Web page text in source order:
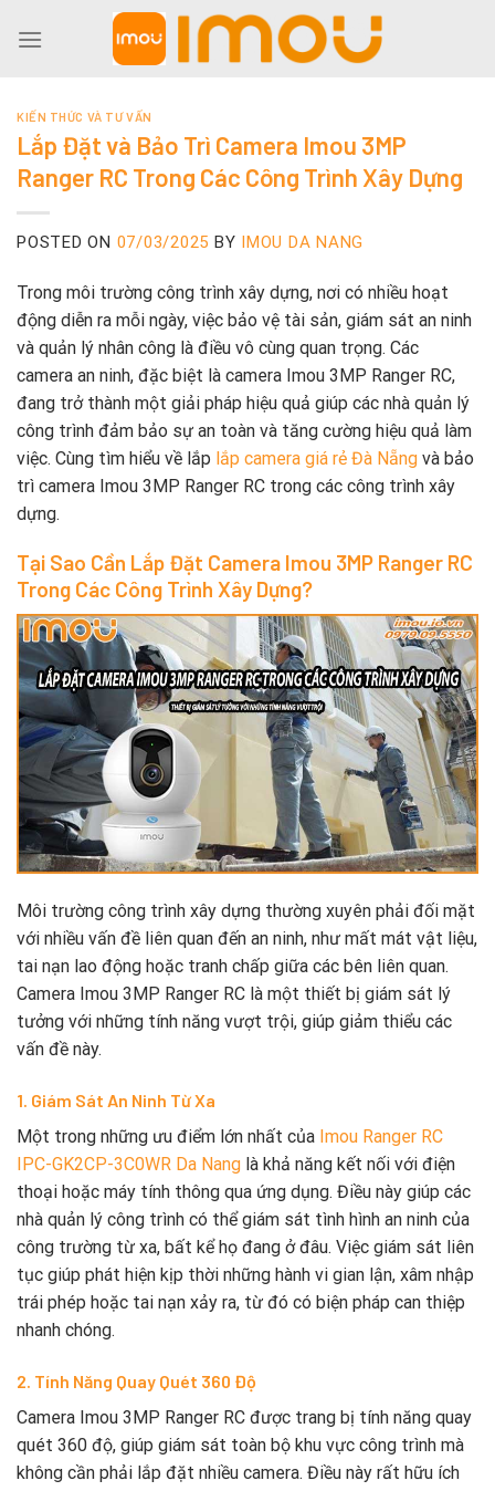
KIẾN THỨC VÀ TƯ VẤN
Lắp Đặt và Bảo Trì Camera Imou 3MP
Ranger RC Trong Các Công Trình Xây Dựng
POSTED ON 07/03/2025 BY IMOU DA NANG
Trong môi trường công trình xây dựng, nơi có nhiều hoạt
động diễn ra mỗi ngày, việc bảo vệ tài sản, giám sát an ninh
và quản lý nhân công là điều vô cùng quan trọng. Các
camera an ninh, đặc biệt là camera Imou 3MP Ranger RC,
đang trở thành một giải pháp hiệu quả giúp các nhà quản lý
công trình đảm bảo sự an toàn và tăng cường hiệu quả làm
việc. Cùng tìm hiểu về lắp lắp camera giá rẻ Đà Nẵng và bảo
trì camera Imou 3MP Ranger RC trong các công trình xây
dựng.
Tại Sao Cần Lắp Đặt Camera Imou 3MP Ranger RC
Trong Các Công Trình Xây Dựng?
Môi trường công trình xây dựng thường xuyên phải đối mặt
với nhiều vấn đề liên quan đến an ninh, như mất mát vật liệu,
tai nạn lao động hoặc tranh chấp giữa các bên liên quan.
Camera Imou 3MP Ranger RC là một thiết bị giám sát lý
tưởng với những tính năng vượt trội, giúp giảm thiểu các
vấn đề này.
1. Giám Sát An Ninh Từ Xa
Một trong những ưu điểm lớn nhất của Imou Ranger RC
IPC-GK2CP-3C0WR Da Nang là khả năng kết nối với điện
thoại hoặc máy tính thông qua ứng dụng. Điều này giúp các
nhà quản lý công trình có thể giám sát tình hình an ninh của
công trường từ xa, bất kể họ đang ở đâu. Việc giám sát liên
tục giúp phát hiện kịp thời những hành vi gian lận, xâm nhập
trái phép hoặc tai nạn xảy ra, từ đó có biện pháp can thiệp
nhanh chóng.
2. Tính Năng Quay Quét 360 Độ
Camera Imou 3MP Ranger RC được trang bị tính năng quay
quét 360 độ, giúp giám sát toàn bộ khu vực công trình mà
không cần phải lắp đặt nhiều camera. Điều này rất hữu ích